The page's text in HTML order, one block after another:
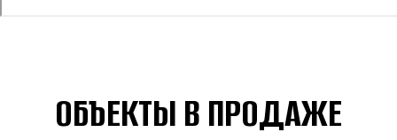
ОБЪЕКТЫ В ПРОДАЖЕ